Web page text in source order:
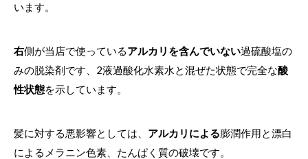
います。
右側が当店で使っているアルカリを含んでいない過硫酸塩の
みの脱染剤です、2液過酸化水素水と混ぜた状態で完全な酸
性状態を示しています。
髪に対する悪影響としては、 アルカリによる膨潤作用と漂白
によるメラニン色素、たんぱく質の破壊です。